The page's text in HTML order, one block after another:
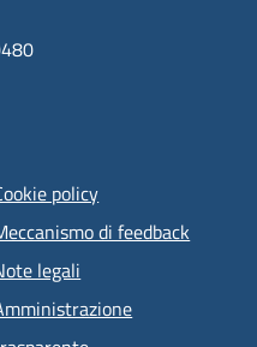
policy
di feedback
legali